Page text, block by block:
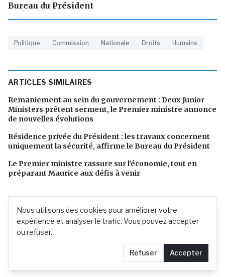
Nous utilisons des cookies pour améliorer votre
expérience et analyser le trafic. Vous pouvez accepter
ou refuser.
Refuser Accepter
Bureau du Président
Politique Commission Nationale Droits Humains
ARTICLES SIMILAIRES
Remaniement au sein du gouvernement : Deux Junior
Ministers prêtent serment, le Premier ministre annonce
de nouvelles évolutions
Résidence privée du Président : les travaux concernent
uniquement la sécurité, affirme le Bureau du Président
Le Premier ministre rassure sur l'économie, tout en
préparant Maurice aux défis à venir